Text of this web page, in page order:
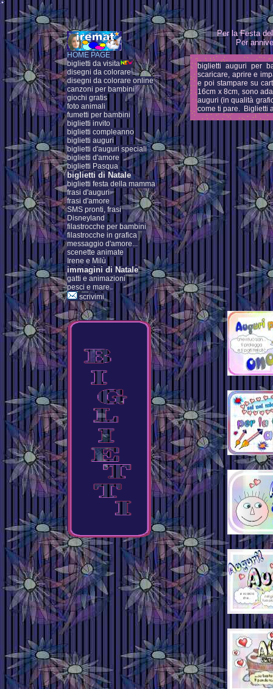
Per la Festa
Per
biglietti auguri per
scaricare, aprire e
e poi stampare su
16cm x 8cm, sono
auguri (in qualità
come ti pare. Biglietti
HOME PAGE
biglietti da visita
disegni da colorare
disegni da colorare online
canzoni per bambini
giochi gratis
foto animali
fumetti per bambini
biglietti invito
biglietti compleanno
biglietti auguri
biglietti d'auguri speciali
biglietti d'amore
biglietti Pasqua
biglietti di Natale
biglietti festa della mamma
frasi d'auguri
frasi d'amore
SMS pronti, frasi
Disneyland
filastrocche per bambini
filastrocche in grafica
messaggio d'amore...
scenette animate
Irene e Milù
immagini di Natale
gatti e animazioni
pesci e mare
scrivimi